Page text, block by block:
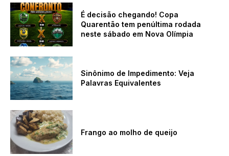
É decisão chegando! Copa
Quarentão tem penúltima rodada
neste sábado em Nova Olímpia
Sinônimo de Impedimento: Veja
Palavras Equivalentes
Frango ao molho de queijo